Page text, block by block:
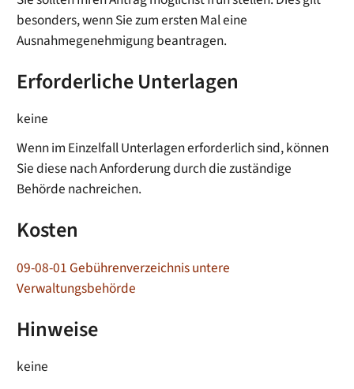
besonders, wenn Sie zum ersten Mal eine
Ausnahmegenehmigung beantragen.
Erforderliche Unterlagen
keine
Wenn im Einzelfall Unterlagen erforderlich sind, können
Sie diese nach Anforderung durch die zuständige
Behörde nachreichen.
Kosten
09-08-01 Gebührenverzeichnis untere
Verwaltungsbehörde
Hinweise
keine